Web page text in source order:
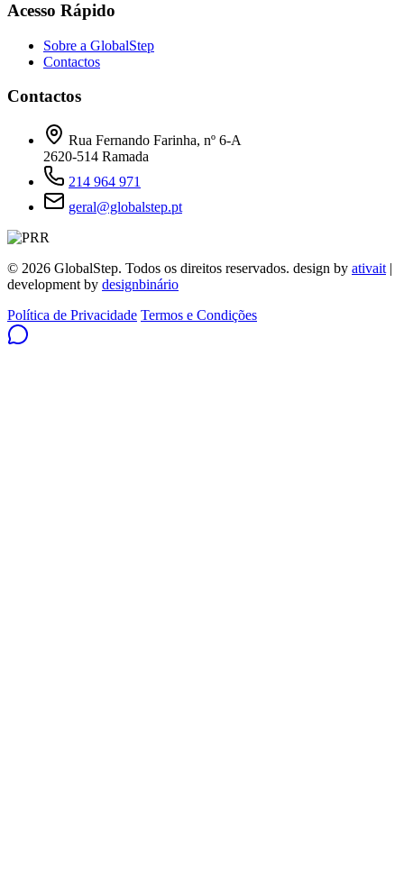
Acesso Rápido
Sobre a GlobalStep
Contactos
Contactos
Rua Fernando Farinha, nº 6-A
2620-514 Ramada
214 964 971
geral@globalstep.pt
© 2026 GlobalStep. Todos os direitos reservados. design by ativait |
development by designbinário
Política de Privacidade Termos e Condições